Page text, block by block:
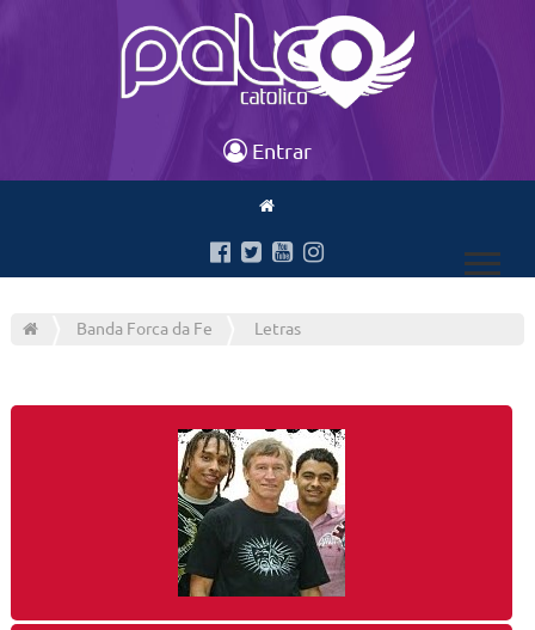
Entrar
Banda Forca da Fe Letras